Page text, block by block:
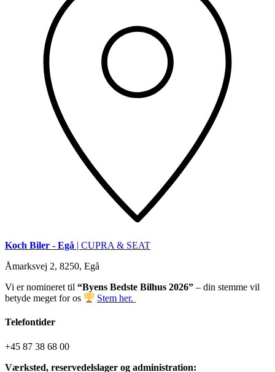
Koch Biler - Egå | CUPRA & SEAT
Åmarksvej 2, 8250, Egå
Vi er nomineret til “Byens Bedste Bilhus 2026” – din stemme vil
betyde meget for os
Stem her.
Telefontider
+45 87 38 68 00
Værksted, reservedelslager og administration: